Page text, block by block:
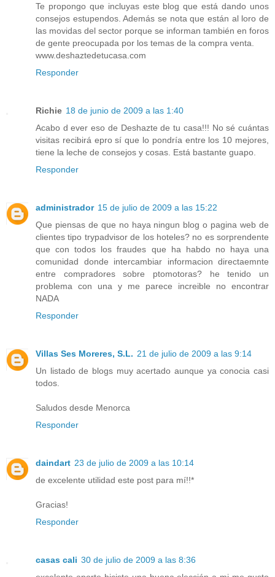
Te propongo que incluyas este blog que está dando unos
consejos estupendos. Además se nota que están al loro de
las movidas del sector porque se informan también en foros
de gente preocupada por los temas de la compra venta.
www.deshaztedetucasa.com
Responder
Richie 18 de junio de 2009 a las 1:40
Acabo d ever eso de Deshazte de tu casa!!! No sé cuántas
visitas recibirá epro sí que lo pondría entre los 10 mejores,
tiene la leche de consejos y cosas. Está bastante guapo.
Responder
administrador 15 de julio de 2009 a las 15:22
Que piensas de que no haya ningun blog o pagina web de
clientes tipo trypadvisor de los hoteles? no es sorprendente
que con todos los fraudes que ha habdo no haya una
comunidad donde intercambiar informacion directaemnte
entre compradores sobre ptomotoras? he tenido un
problema con una y me parece increible no encontrar
NADA
Responder
Villas Ses Moreres, S.L. 21 de julio de 2009 a las 9:14
Un listado de blogs muy acertado aunque ya conocia casi
todos.
Saludos desde Menorca
Responder
daindart 23 de julio de 2009 a las 10:14
de excelente utilidad este post para mí!!*
Gracias!
Responder
casas cali 30 de julio de 2009 a las 8:36